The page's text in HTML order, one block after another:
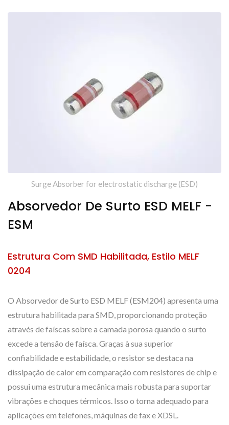
Surge Absorber for electrostatic discharge (ESD)
Absorvedor De Surto ESD MELF -
ESM
Estrutura Com SMD Habilitada, Estilo MELF
0204
O Absorvedor de Surto ESD MELF (ESM204) apresenta uma
estrutura habilitada para SMD, proporcionando proteção
através de faíscas sobre a camada porosa quando o surto
excede a tensão de faísca. Graças à sua superior
confiabilidade e estabilidade, o resistor se destaca na
dissipação de calor em comparação com resistores de chip e
possui uma estrutura mecânica mais robusta para suportar
vibrações e choques térmicos. Isso o torna adequado para
aplicações em telefones, máquinas de fax e XDSL.